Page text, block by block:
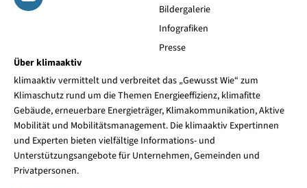
Bildergalerie
Infografiken
Presse
Über klimaaktiv
klimaaktiv vermittelt und verbreitet das „Gewusst Wie“ zum
Klimaschutz rund um die Themen Energieeffizienz, klimafitte
Gebäude, erneuerbare Energieträger, Klimakommunikation, Aktive
Mobilität und Mobilitätsmanagement. Die klimaaktiv Expertinnen
und Experten bieten vielfältige Informations- und
Unterstützungsangebote für Unternehmen, Gemeinden und
Privatpersonen.